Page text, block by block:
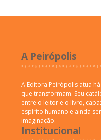
A Peirópolis
A Editora Peirópolis atua
que transformam. Seu
entre o leitor e o livro,
espírito humano e ainda
imaginação.
Institucional